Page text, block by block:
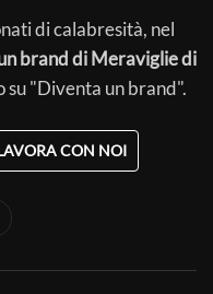
di calabresità, nel
brand di Meraviglie di
su "Diventa un brand".
CON NOI